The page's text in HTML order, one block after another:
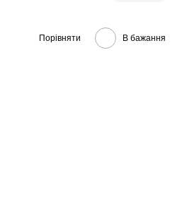
Порівняти В бажання